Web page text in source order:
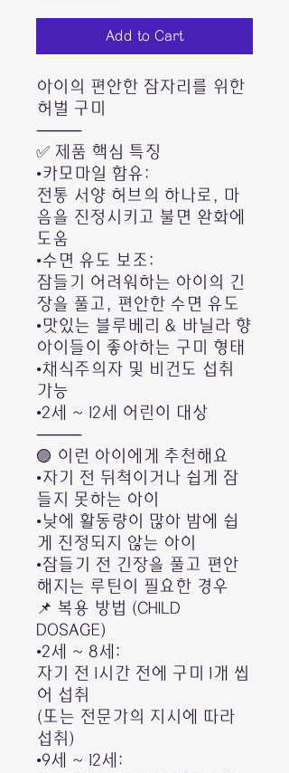
Add to Cart
아이의 편안한 잠자리를 위한
허벌 구미
⸻
✅ 제품 핵심 특징
•카모마일 함유:
전통 서양 허브의 하나로, 마
음을 진정시키고 불면 완화에
도움
•수면 유도 보조:
잠들기 어려워하는 아이의 긴
장을 풀고, 편안한 수면 유도
•맛있는 블루베리 & 바닐라 향
아이들이 좋아하는 구미 형태
•채식주의자 및 비건도 섭취
가능
•2세 ~ 12세 어린이 대상
⸻
🟣 이런 아이에게 추천해요
•자기 전 뒤척이거나 쉽게 잠
들지 못하는 아이
•낮에 활동량이 많아 밤에 쉽
게 진정되지 않는 아이
•잠들기 전 긴장을 풀고 편안
해지는 루틴이 필요한 경우
📌 복용 방법 (CHILD
DOSAGE)
•2세 ~ 8세:
자기 전 1시간 전에 구미 1개 씹
어 섭취
(또는 전문가의 지시에 따라
섭취)
•9세 ~ 12세: